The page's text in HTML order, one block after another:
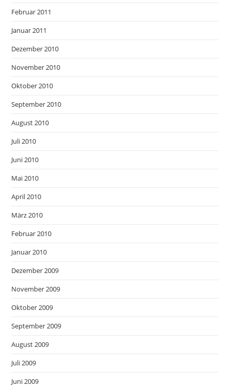
Februar 2011
Januar 2011
Dezember 2010
November 2010
Oktober 2010
September 2010
August 2010
Juli 2010
Juni 2010
Mai 2010
April 2010
März 2010
Februar 2010
Januar 2010
Dezember 2009
November 2009
Oktober 2009
September 2009
August 2009
Juli 2009
Juni 2009